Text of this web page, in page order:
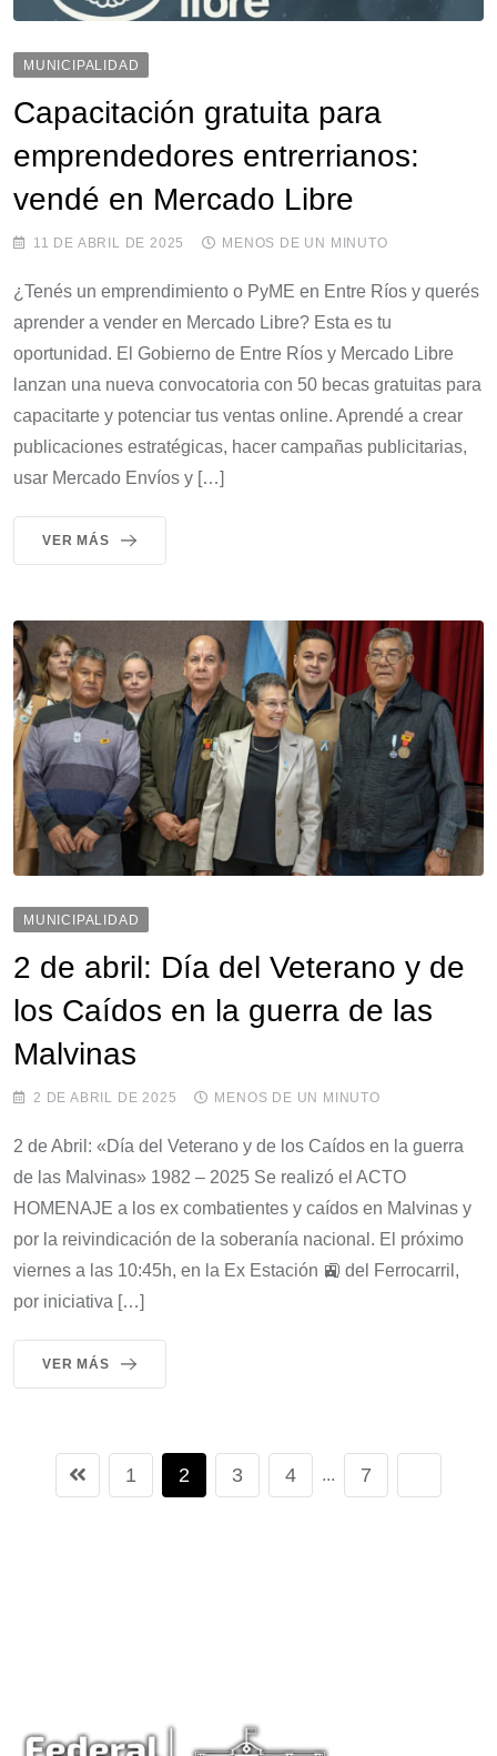
MUNICIPALIDAD
Capacitación gratuita para
emprendedores entrerrianos:
vendé en Mercado Libre
11 DE ABRIL DE 2025 MENOS DE UN MINUTO
¿Tenés un emprendimiento o PyME en Entre Ríos y querés
aprender a vender en Mercado Libre? Esta es tu
oportunidad. El Gobierno de Entre Ríos y Mercado Libre
lanzan una nueva convocatoria con 50 becas gratuitas para
capacitarte y potenciar tus ventas online. Aprendé a crear
publicaciones estratégicas, hacer campañas publicitarias,
usar Mercado Envíos y […]
VER MÁS
MUNICIPALIDAD
2 de abril: Día del Veterano y de
los Caídos en la guerra de las
Malvinas
2 DE ABRIL DE 2025 MENOS DE UN MINUTO
2 de Abril: «Día del Veterano y de los Caídos en la guerra
de las Malvinas» 1982 – 2025 Se realizó el ACTO
HOMENAJE a los ex combatientes y caídos en Malvinas y
por la reivindicación de la soberanía nacional. El próximo
viernes a las 10:45h, en la Ex Estación 🚉 del Ferrocarril,
por iniciativa […]
VER MÁS
1 2 3 4 ... 7